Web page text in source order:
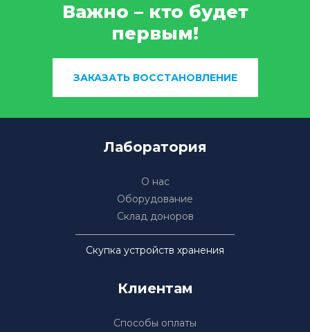
Важно – кто будет
первым!
ЗАКАЗАТЬ ВОССТАНОВЛЕНИЕ
Лаборатория
О нас
Оборудование
Склад доноров
Скупка устройств хранения
Клиентам
Способы оплаты